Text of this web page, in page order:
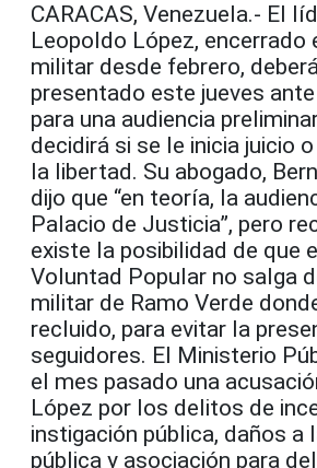
CARACAS, Venezuela.- El
Leopoldo López, encerrado
militar desde febrero,
presentado este jueves
para una audiencia
decidirá si se le inicia juicio
la libertad. Su abogado,
dijo que “en teoría, la
Palacio de Justicia”, pero
existe la posibilidad de que
Voluntad Popular no salga
militar de Ramo Verde
recluido, para evitar la
seguidores. El Ministerio
el mes pasado una
López por los delitos de
instigación pública, daños a
pública y asociación para